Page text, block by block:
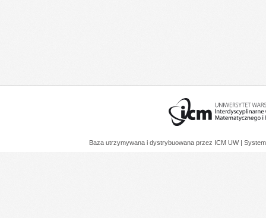
Baza utrzymywana i dystrybuowana przez ICM UW |